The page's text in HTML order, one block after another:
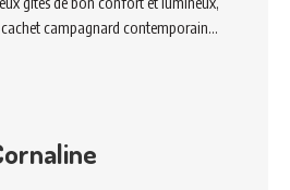
cachet campagnard contemporain…